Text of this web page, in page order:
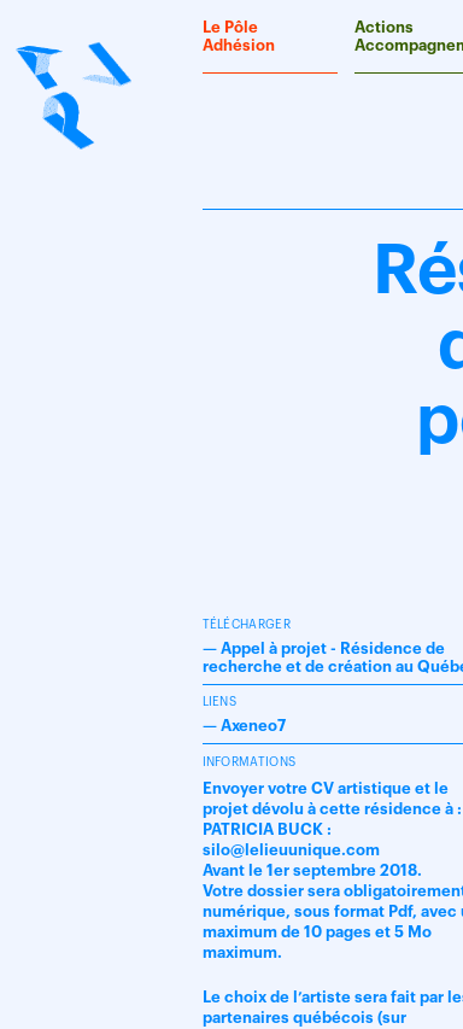
Le Pôle
Adhésion
Actions
TÉLÉCHARGER
— Appel à projet - Résidence de
recherche et de création au
LIENS
— Axeneo7
INFORMATIONS
Envoyer votre CV artistique et le
projet dévolu à cette résidence à :
PATRICIA BUCK :
silo@lelieuunique.com
Avant le 1er septembre 2018.
Votre dossier sera
numérique, sous format Pdf, avec
maximum de 10 pages et 5 Mo
maximum.
Le choix de l’artiste sera fait par
partenaires québécois (sur